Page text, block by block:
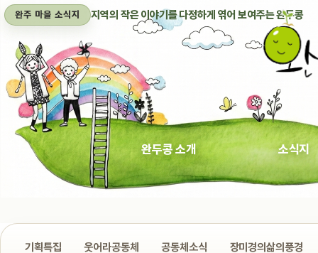
완주 마을 소식지 지역의 작은 이야기를 다정하게 엮어 보여주는 완두콩
완두콩 소개 소식지
기획특집 웃어라공동체 공동체소식 장미경의삶의풍경